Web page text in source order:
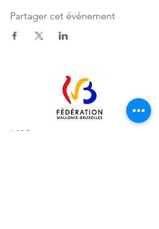
Partager cet événement
ACRF